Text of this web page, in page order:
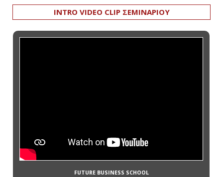
INTRO VIDEO CLIP ΣΕΜΙΝΑΡΙΟΥ